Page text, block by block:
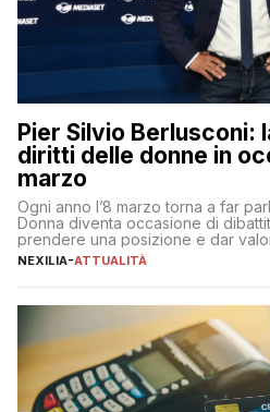
Pier Silvio Berlusconi:
diritti delle donne in
marzo
Ogni anno l’8 marzo torna a far
Donna diventa occasione di
prendere una posizione e dar
sua complessità e crucialità. A
NEXILIA-ATTUALITÀ